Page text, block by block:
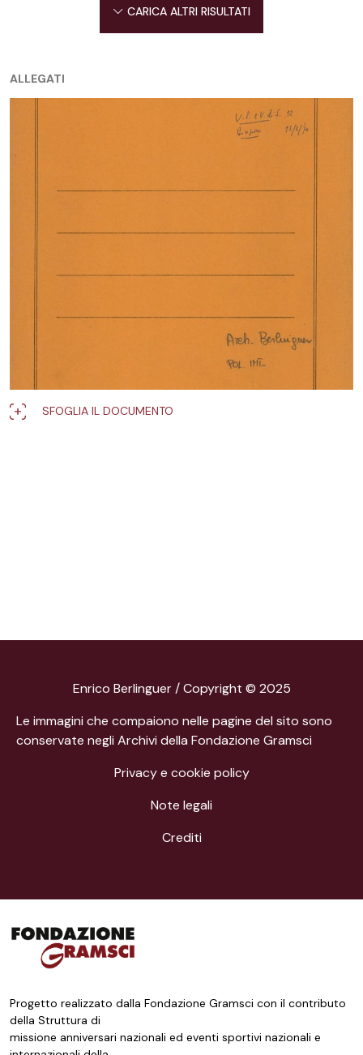
CARICA ALTRI RISULTATI
ALLEGATI
SFOGLIA IL DOCUMENTO
Enrico Berlinguer / Copyright © 2025
Le immagini che compaiono nelle pagine del sito sono
conservate negli Archivi della Fondazione Gramsci
Privacy e cookie policy
Note legali
Crediti
Progetto realizzato dalla Fondazione Gramsci con il contributo
della Struttura di
missione anniversari nazionali ed eventi sportivi nazionali e